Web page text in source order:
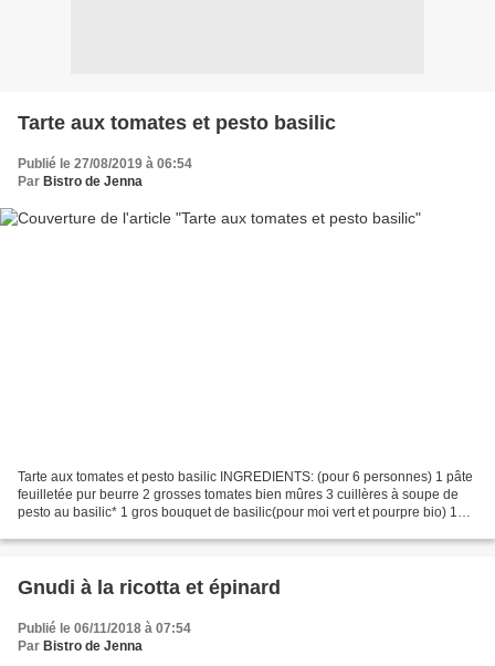
Tarte aux tomates et pesto basilic
Publié le 27/08/2019 à 06:54
Par Bistro de Jenna
Tarte aux tomates et pesto basilic INGREDIENTS: (pour 6 personnes) 1 pâte
feuilletée pur beurre 2 grosses tomates bien mûres 3 cuillères à soupe de
pesto au basilic* 1 gros bouquet de basilic(pour moi vert et pourpre bio) 1
Gnudi à la ricotta et épinard
Publié le 06/11/2018 à 07:54
Par Bistro de Jenna